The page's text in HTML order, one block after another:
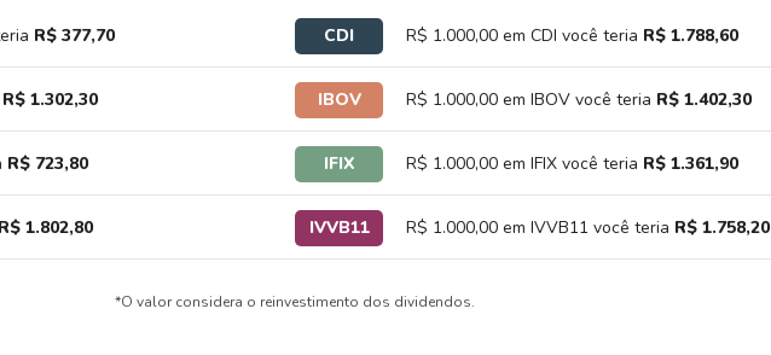
R$ 377,70 CDI R$ 1.000,00 em CDI você teria R$ 1.788,60
R$ 1.302,30 IBOV R$ 1.000,00 em IBOV você teria R$ 1.402,30
R$ 723,80 IFIX R$ 1.000,00 em IFIX você teria R$ 1.361,90
R$ 1.802,80 IVVB11 R$ 1.000,00 em IVVB11 você teria R$ 1.758,20
*O valor considera o reinvestimento dos dividendos.